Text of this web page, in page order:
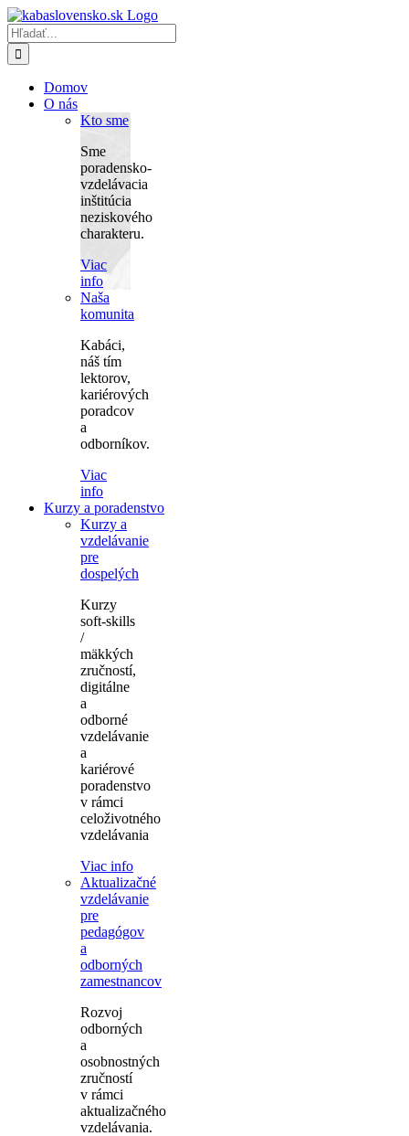
Skip
to
content
Hľadať:
Domov
O nás
Kto sme
Sme
poradensko-
vzdelávacia
inštitúcia
neziskového
charakteru.
Viac
info
Naša
komunita
Kabáci,
náš tím
lektorov,
kariérových
poradcov
a
odborníkov.
Viac
info
Kurzy a poradenstvo
Kurzy a
vzdelávanie
pre
dospelých
Kurzy
soft-skills
/
mäkkých
zručností,
digitálne
a
odborné
vzdelávanie
a
kariérové
poradenstvo
v rámci
celoživotného
vzdelávania
Viac info
Aktualizačné
vzdelávanie
pre
pedagógov
a
odborných
zamestnancov
Rozvoj
odborných
a
osobnostných
zručností
v rámci
aktualizačného
vzdelávania.